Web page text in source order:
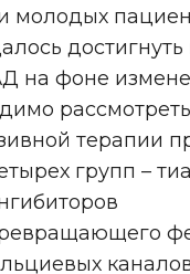
молодых
на фоне
терапии
групп –